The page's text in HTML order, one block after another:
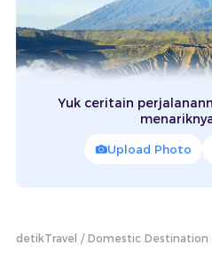
Yuk ceritain
Upload Photo
detikTravel Domestic Destination